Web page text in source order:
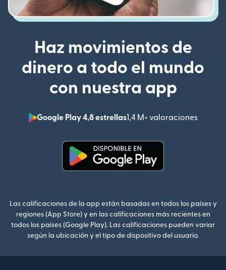
Haz movimientos de
dinero a todo el mundo
con nuestra app
Google Play 4,8 estrellas1,4 M+ valoraciones
(se
Las calificaciones de la app están basadas en todos los países y
regiones (App Store) y en las calificaciones más recientes en
todos los países (Google Play). Las calificaciones pueden variar
según la ubicación y el tipo de dispositivo del usuario.